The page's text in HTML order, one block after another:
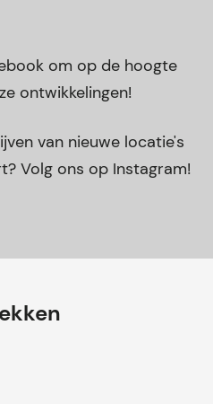
om op de hoogte
ontwikkelingen!
van nieuwe locatie's
Volg ons op Instagram!